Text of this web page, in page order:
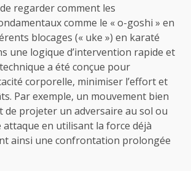
regarder comment les
comme le « o-goshi » en
blocages (« uke ») en karaté
une logique d’intervention rapide et
a été conçue pour
corporelle, minimiser l’effort et
Par exemple, un mouvement bien
de projeter un adversaire au sol ou
en utilisant la force déjà
ainsi une confrontation prolongée